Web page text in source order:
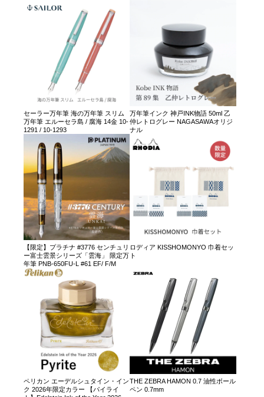
セーラー万年筆 海の万年筆 スリム
万年筆 エルーセラ島 / 腐海 14金 10-
1291 / 10-1293
万年筆インク 神戸INK物語 50ml 乙
仲レトログレー NAGASAWAオリジ
ナル
【限定】プラチナ #3776 センチュリ
ー富士雲景シリーズ「雲海」 限定万
年筆 PNB-650FU-L #61 EF/ F/M
ロディア KISSHOMONYO 巾着セッ
ト
ペリカン エーデルシュタイン・イン
ク 2026年限定カラー 【パイライ
THE ZEBRA HAMON 0.7 油性ボール
ペン 0.7mm